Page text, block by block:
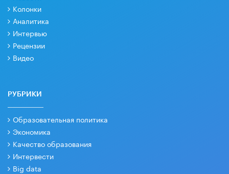
Колонки
Аналитика
Интервью
Рецензии
Видео
РУБРИКИ
Образовательная политика
Экономика
Качество образования
Интервести
Big data